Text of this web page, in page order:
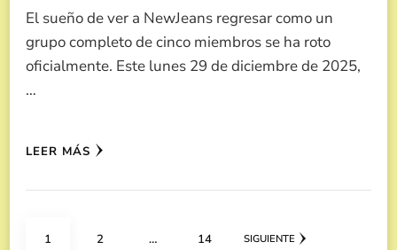
El sueño de ver a NewJeans regresar como un
grupo completo de cinco miembros se ha roto
oficialmente. Este lunes 29 de diciembre de 2025,
…
LEER MÁS
Paginación
PÁGINA
1 PÁGINA
2 … PÁGINA
14 SIGUIENTE